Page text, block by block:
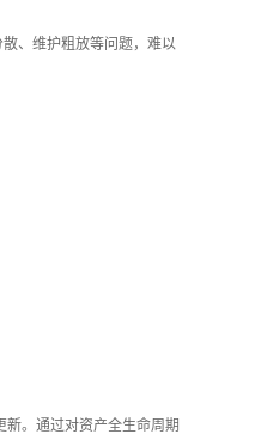
、维护粗放等问题，难以
。通过对资产全生命周期